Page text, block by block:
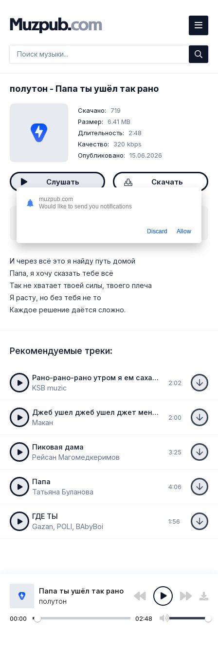
полутон - Папа ты ушёл так рано
Скачано:
719
Размер:
6.41 MB
Длительность:
2:48
Качество:
320 kbps
Опубликовано:
15.06.2026
Слушать Скачать
И через всё это я найду путь домой
Папа, я хочу сказать тебе всё
Так не хватает твоей силы, твоего плеча
Я расту, но без тебя не то
Каждое решение даётся сложно.
Рекомендуемые треки:
Рано-рано-рано утром я ем сахарную пудру
KSB muzic
2:02
Джеб ушел джеб ушел джет меня укачает Emirate
Макан
2:00
Пиковая дама
Рейсан Магомедкеримов
3:25
Папа
Татьяна Буланова
4:06
ГДЕ ТЫ
Gazan, POLI, BAbyBoi
1:56
Папа ты ушёл так рано
полутон
00:00 02:48
muzpub.com
Would like to send you notifications
Discard Allow